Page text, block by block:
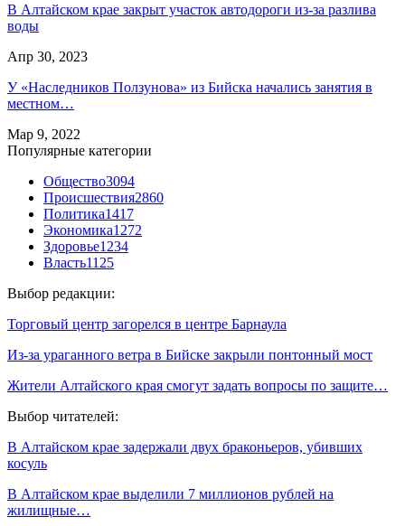
В Алтайском крае закрыт участок автодороги из-за разлива
воды
Апр 30, 2023
У «Наследников Ползунова» из Бийска начались занятия в
местном…
Мар 9, 2022
Популярные категории
Общество3094
Происшествия2860
Политика1417
Экономика1272
Здоровье1234
Власть1125
Выбор редакции:
Торговый центр загорелся в центре Барнаула
Из-за ураганного ветра в Бийске закрыли понтонный мост
Жители Алтайского края смогут задать вопросы по защите…
Выбор читателей:
В Алтайском крае задержали двух браконьеров, убивших
косуль
В Алтайском крае выделили 7 миллионов рублей на
жилищные…